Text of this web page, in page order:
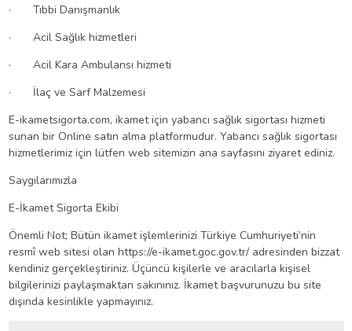
· Tıbbi Danışmanlık
· Acil Sağlık hizmetleri
· Acil Kara Ambulansı hizmeti
· İlaç ve Sarf Malzemesi
E-ikametsigorta.com, ikamet için yabancı sağlık sigortası hizmeti
sunan bir Online satın alma platformudur. Yabancı sağlık sigortası
hizmetlerimiz için lütfen web sitemizin ana sayfasını ziyaret ediniz.
Saygılarımızla
E-İkamet Sigorta Ekibi
Önemli Not; Bütün ikamet işlemlerinizi Türkiye Cumhuriyeti’nin
resmî web sitesi olan https://e-ikamet.goc.gov.tr/ adresinden bizzat
kendiniz gerçekleştiriniz. Üçüncü kişilerle ve aracılarla kişisel
bilgilerinizi paylaşmaktan sakınınız. İkamet başvurunuzu bu site
dışında kesinlikle yapmayınız.